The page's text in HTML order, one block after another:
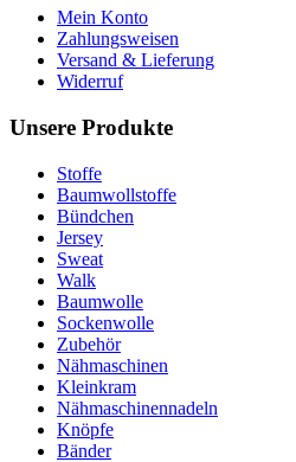
Mein Konto
Zahlungsweisen
Versand & Lieferung
Widerruf
Unsere Produkte
Stoffe
Baumwollstoffe
Bündchen
Jersey
Sweat
Walk
Baumwolle
Sockenwolle
Zubehör
Nähmaschinen
Kleinkram
Nähmaschinennadeln
Knöpfe
Bänder